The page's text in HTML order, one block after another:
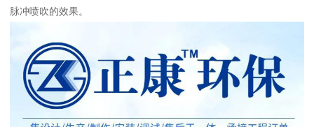
脉冲喷吹的效果。